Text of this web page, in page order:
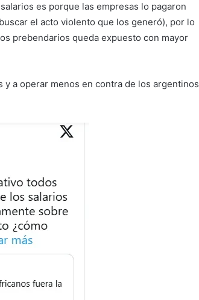
es porque las empresas lo pagaron
el acto violento que los generó), por lo
prebendarios queda expuesto con mayor
a operar menos en contra de los argentinos